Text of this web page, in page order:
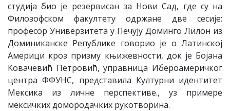
студија био је резервисан за Нови Сад, где су на
Филозофском факултету одржане две сесије:
професор Универзитета у Печују Доминго Лилон из
Доминиканске Републике говорио је о Латинској
Америци кроз призму књижевности, док је Бојана
Ковачевић Петровић, управница Ибероамеричког
центра ФФУНС, представила Културни идентитет
Мексика из личне перспективе., уз примере
мексичких домородачких рукотворина.